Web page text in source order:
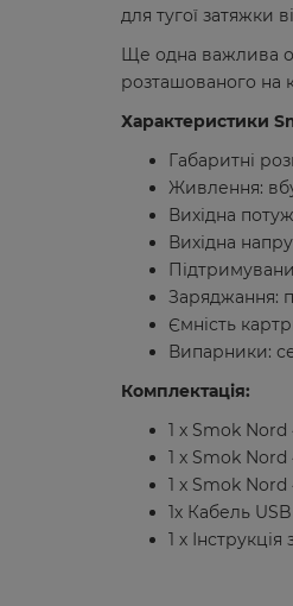
для тугої затяжки
Ще одна важлива
розташованого на
Характеристики
Габаритні
Живлення:
Вихідна
Вихідна
Заряджання:
Ємність
Випарники:
Комплектація:
1 x Smok
1 x Smok
1 x Smok
1х Кабель
1 х Інструкція